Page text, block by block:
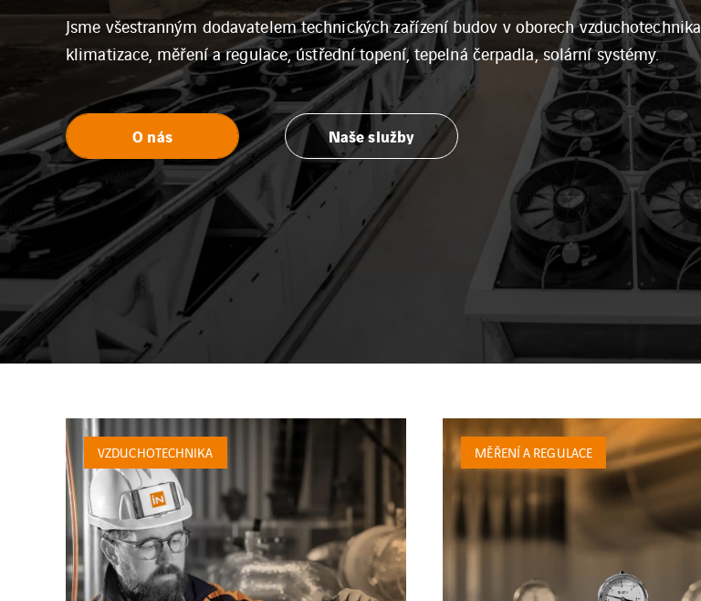
Jsme všestranným dodavatelem technických zařízení budov v oborech vzduchotechnika,
klimatizace, měření a regulace, ústřední topení, tepelná čerpadla, solární systémy.
O nás Naše služby